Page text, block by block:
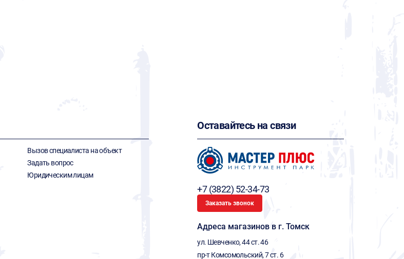
Вызов специалиста на объект
Задать вопрос
Юридическим лицам
Оставайтесь на связи
+7 (3822) 52-34-73
Заказать звонок
Адреса магазинов в г. Томск
ул. Шевченко, 44 ст. 46
пр-т Комсомольский, 7 ст. 6